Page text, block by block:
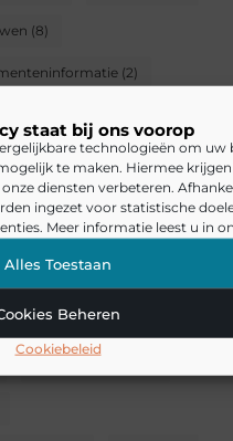
staat bij ons voorop
technologieën om uw
te maken. Hiermee
diensten verbeteren.
ingezet voor statistische
Meer informatie leest u in
Alles Toestaan
Beheren
Cookiebeleid
(8)
(2)
Design en ontwerp(6)
gezond wonen
Huisdieren(3)
Koken eten en drinken